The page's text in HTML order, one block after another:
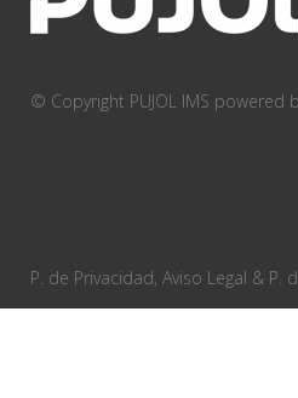
© Copyright PUJOL IMS powered
P. de Privacidad, Aviso Legal & P.